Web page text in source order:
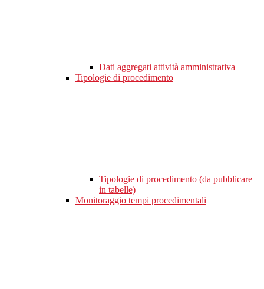
Dati aggregati attività amministrativa
Tipologie di procedimento
Tipologie di procedimento (da pubblicare
in tabelle)
Monitoraggio tempi procedimentali